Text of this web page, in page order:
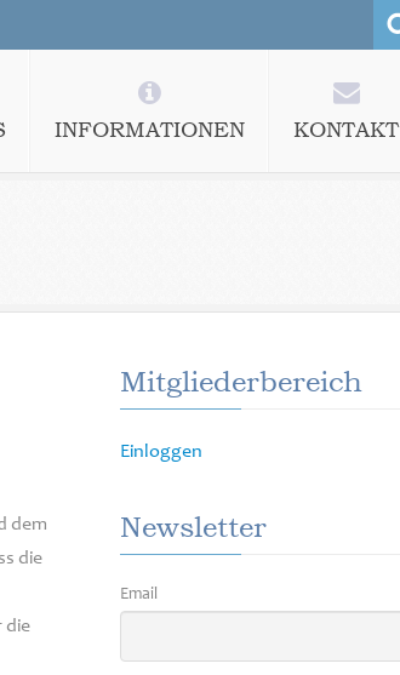
INFORMATIONEN KONTAKT
dem
die
die
Mitgliederbereich
Einloggen
Newsletter
Email